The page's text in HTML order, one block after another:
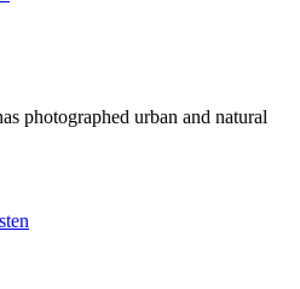
photographed urban and natural